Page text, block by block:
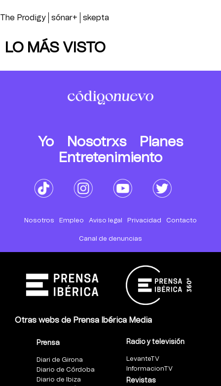
The Prodigy sónar+ skepta
LO MÁS VISTO
Yo Nosotrxs
Planes
Entretenimiento
Nosotros Empleo Aviso legal Privacidad Contacto
Canal de denuncias
Otras webs de Prensa Ibérica Media
Prensa
Diari de Girona
Diario de Córdoba
Diario de Ibiza
Radio y televisión
LevanteTV
InformacionTV
Revistas